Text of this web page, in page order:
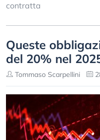
contratta
Queste
del 20% nel
Tommaso Scarpellini